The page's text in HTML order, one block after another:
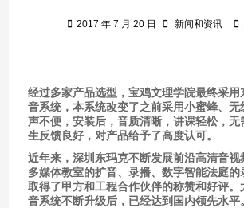
2017 年 7 月 20 日 新闻和资讯
经过多家产品选型，宝鸡文理学院最终采用
音系统，本系统改变了之前采用小蜜蜂、无
声不便，安装后，音质清晰，讲课轻松，无
生反馈良好，对产品给予了高度认可。
近年来，深圳东玛克不断发展前沿高清音视
多媒体教室的扩音、录播、数字智能法庭的
取得了甲方和工程合作伙伴的称赞和好评。
音系统不断升级后，已经达到国内领先水平。